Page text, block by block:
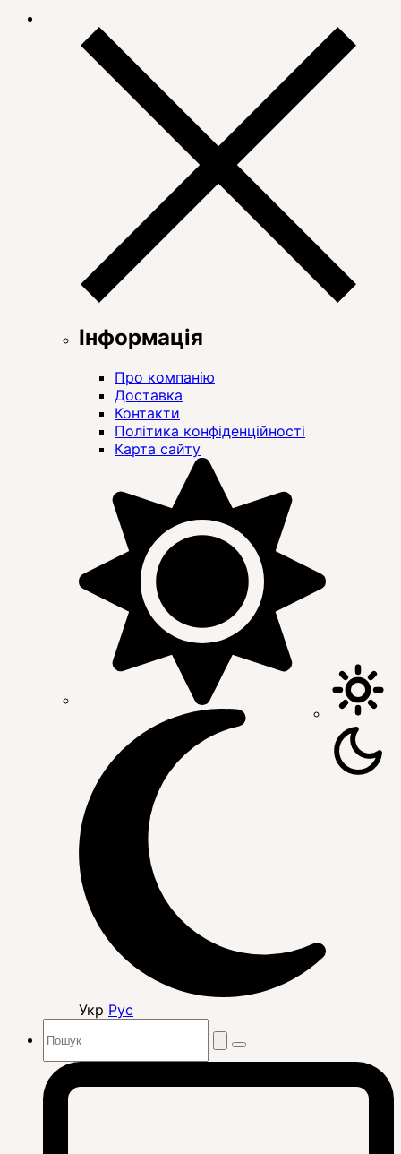
Інформація
Про компанію
Доставка
Контакти
Політика конфіденційності
Карта сайту
Укр Рус